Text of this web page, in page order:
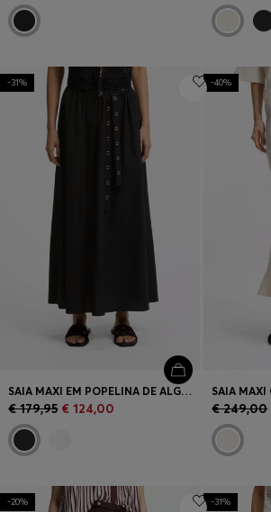
-31%
SAIA MAXI EM POPELINA DE ALGODÃO COM CINTO COM ILHÓS
€ 179,95 € 124,00
-40%
€ 249,00
-20% -31%